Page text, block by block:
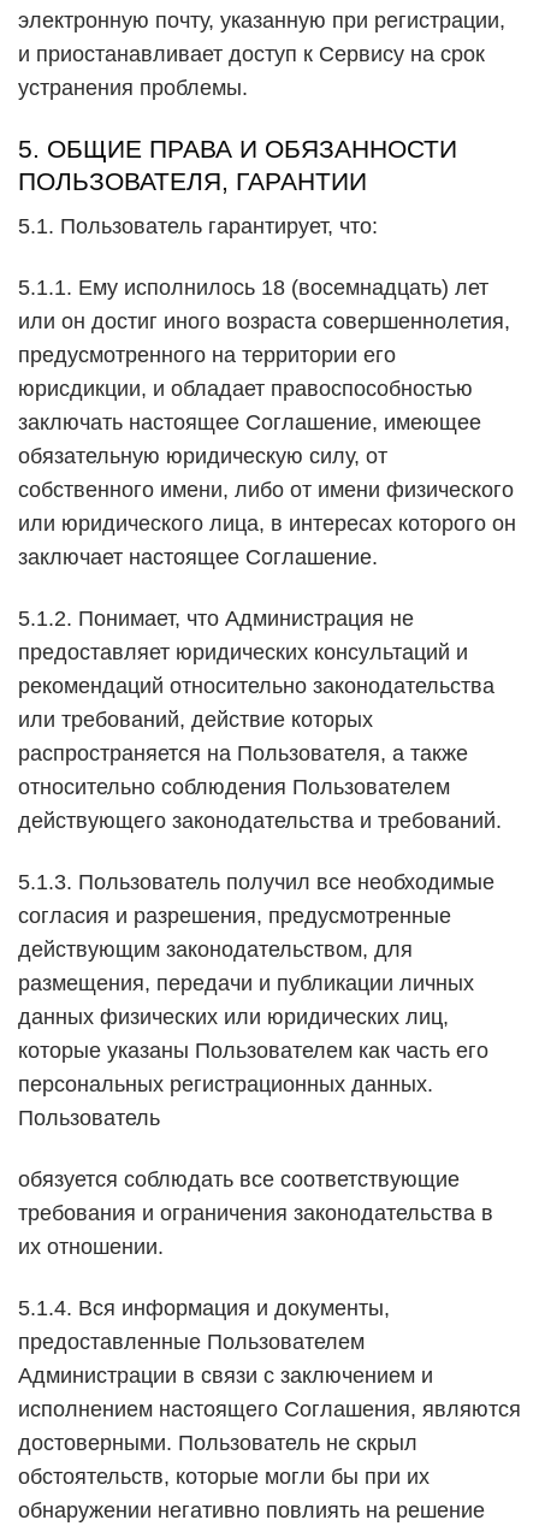
электронную почту, указанную при регистрации,
и приостанавливает доступ к Сервису на срок
устранения проблемы.
5. ОБЩИЕ ПРАВА И ОБЯЗАННОСТИ
ПОЛЬЗОВАТЕЛЯ, ГАРАНТИИ
5.1. Пользователь гарантирует, что:
5.1.1. Ему исполнилось 18 (восемнадцать) лет
или он достиг иного возраста совершеннолетия,
предусмотренного на территории его
юрисдикции, и обладает правоспособностью
заключать настоящее Соглашение, имеющее
обязательную юридическую силу, от
собственного имени, либо от имени физического
или юридического лица, в интересах которого он
заключает настоящее Соглашение.
5.1.2. Понимает, что Администрация не
предоставляет юридических консультаций и
рекомендаций относительно законодательства
или требований, действие которых
распространяется на Пользователя, а также
относительно соблюдения Пользователем
действующего законодательства и требований.
5.1.3. Пользователь получил все необходимые
согласия и разрешения, предусмотренные
действующим законодательством, для
размещения, передачи и публикации личных
данных физических или юридических лиц,
которые указаны Пользователем как часть его
персональных регистрационных данных.
Пользователь
обязуется соблюдать все соответствующие
требования и ограничения законодательства в
их отношении.
5.1.4. Вся информация и документы,
предоставленные Пользователем
Администрации в связи с заключением и
исполнением настоящего Соглашения, являются
достоверными. Пользователь не скрыл
обстоятельств, которые могли бы при их
обнаружении негативно повлиять на решение